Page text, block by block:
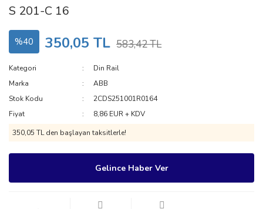
S 201-C 16
%40 350,05 TL 583,42 TL
Kategori
Din Rail
Marka
ABB
Stok Kodu
2CDS251001R0164
Fiyat
8,86 EUR + KDV
350,05 TL den başlayan taksitlerle!
Gelince Haber Ver